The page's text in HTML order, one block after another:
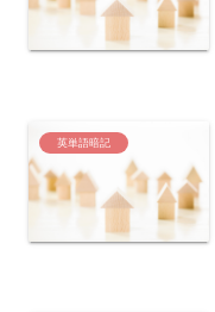
英単語暗記